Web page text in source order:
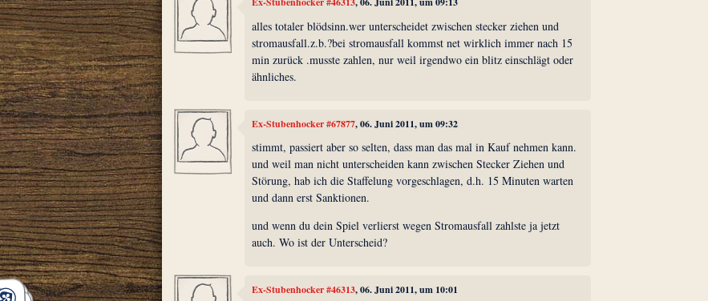
alles totaler blödsinn.wer unterscheidet zwischen stecker ziehen und
stromausfall.z.b.?bei stromausfall kommst net wirklich immer nach 15
min zurück .musste zahlen, nur weil irgendwo ein blitz einschlägt oder
ähnliches.
Ex-Stubenhocker #67877, 06. Juni 2011, um 09:32
stimmt, passiert aber so selten, dass man das mal in Kauf nehmen kann.
und weil man nicht unterscheiden kann zwischen Stecker Ziehen und
Störung, hab ich die Staffelung vorgeschlagen, d.h. 15 Minuten warten
und dann erst Sanktionen.
und wenn du dein Spiel verlierst wegen Stromausfall zahlste ja jetzt
auch. Wo ist der Unterscheid?
Ex-Stubenhocker #46313, 06. Juni 2011, um 10:01